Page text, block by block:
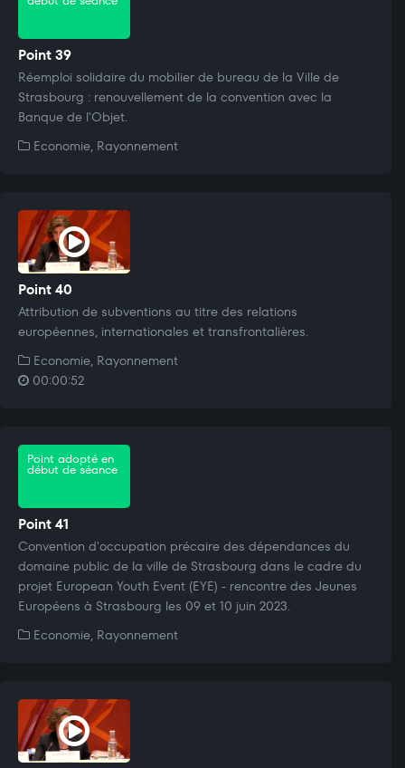
Point 39
Réemploi solidaire du mobilier de bureau de la Ville de
Strasbourg : renouvellement de la convention avec la
Banque de l'Objet.
Economie, Rayonnement
Point 40
Attribution de subventions au titre des relations
européennes, internationales et transfrontalières.
Economie, Rayonnement
00:00:52
Point adopté en
début de séance
Point 41
Convention d'occupation précaire des dépendances du
domaine public de la ville de Strasbourg dans le cadre du
projet European Youth Event (EYE) - rencontre des Jeunes
Européens à Strasbourg les 09 et 10 juin 2023.
Economie, Rayonnement